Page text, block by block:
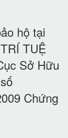
hộ tại
TUỆ
Sở Hữu
Chứng